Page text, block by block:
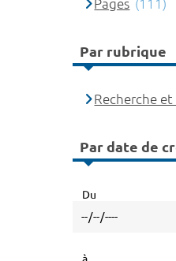
Pages (111)
Par rubrique
Recherche
Par date de
Du